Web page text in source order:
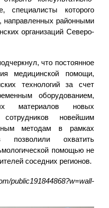
специалисты которого
направленных районными
организаций Северо-
что постоянное
медицинской помощи,
технологий за счет
оборудованием,
материалов новых
новейшим
методам в рамках
позволили охватить
помощью не
соседних регионов.